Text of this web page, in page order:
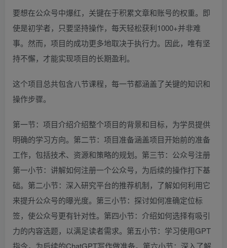
要想在公众号中爆红，关键在于积累文章和账号的权重。即
使是初学者，只要坚持操作，每天轻松获利1000+并非难
事。然而，项目的成功更多地取决于执行力。因此，唯有坚
持不懈，才能实现项目的长期盈利。
这个项目总共包含八节课程，每一节都涵盖了关键的知识和
操作步骤。
第一节：项目介绍介绍整个项目的背景和目标，为学员提供
明确的学习方向。第二节：项目准备涵盖项目开始前的准备
工作，包括技术、资源和策略的规划。第三节：公众号注册
第一小节：讲解如何注册一个公众号，为后续的操作打下基
础。第二小节：深入研究平台的推荐机制，了解如何利用它
来提升公众号的曝光度。第三小节：探讨如何准确定位标
签，使公众号更有针对性。第四小节：介绍如何选择有吸引
力的内容选题，以满足读者需求。第五小节：学习使用GPT
指令，为后续的ChatGPT写作做准备。第六小节：深入了解